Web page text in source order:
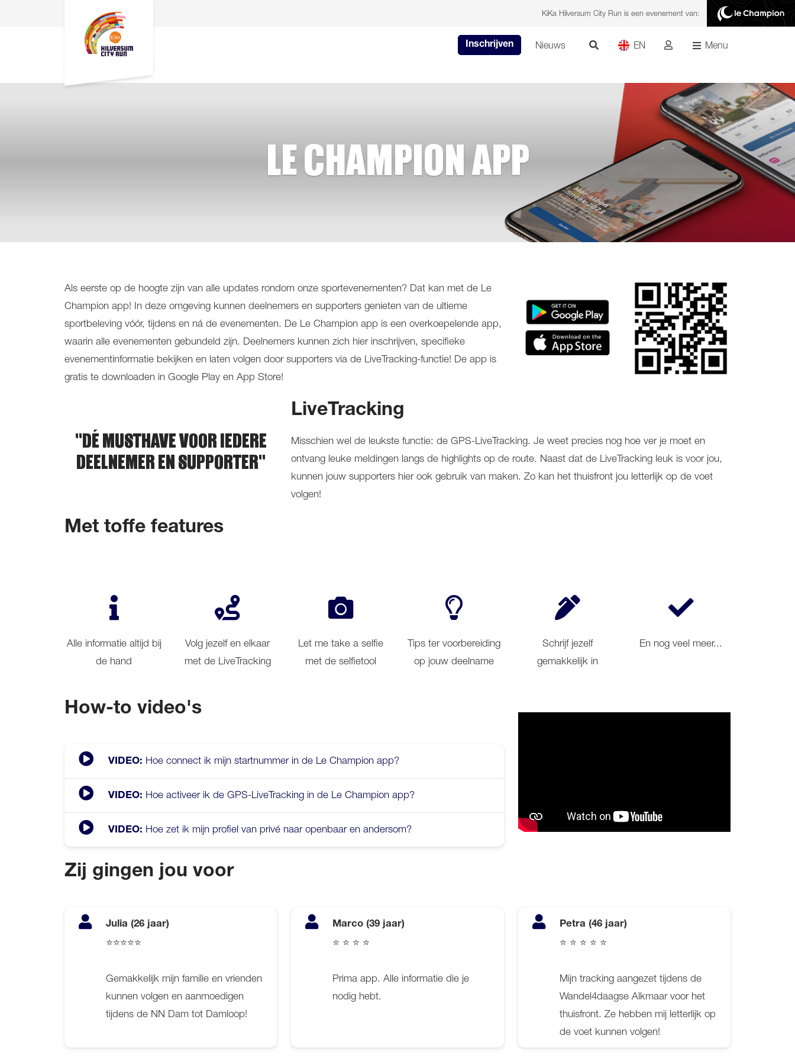
KiKa Hilversum City Run is een evenement van:
Inschrijven Nieuws EN Menu
LE CHAMPION APP
Als eerste op de hoogte zijn van alle updates rondom onze sportevenementen? Dat kan met de Le
Champion app! In deze omgeving kunnen deelnemers en supporters genieten van de ultieme
sportbeleving vóór, tijdens en ná de evenementen. De Le Champion app is een overkoepelende app,
waarin alle evenementen gebundeld zijn. Deelnemers kunnen zich hier inschrijven, specifieke
evenementinformatie bekijken en laten volgen door supporters via de LiveTracking-functie! De app is
gratis te downloaden in Google Play en App Store!
"DÉ MUSTHAVE VOOR IEDERE
DEELNEMER EN SUPPORTER"
LiveTracking
Misschien wel de leukste functie: de GPS-LiveTracking. Je weet precies nog hoe ver je moet en
ontvang leuke meldingen langs de highlights op de route. Naast dat de LiveTracking leuk is voor jou,
kunnen jouw supporters hier ook gebruik van maken. Zo kan het thuisfront jou letterlijk op de voet
volgen!
Met toffe features
Alle informatie altijd bij
de hand
Volg jezelf en elkaar
met de LiveTracking
Let me take a selfie
met de selfietool
Tips ter voorbereiding
op jouw deelname
Schrijf jezelf
gemakkelijk in
En nog veel meer...
How-to video's
VIDEO: Hoe connect ik mijn startnummer in de Le Champion app?
VIDEO: Hoe activeer ik de GPS-LiveTracking in de Le Champion app?
VIDEO: Hoe zet ik mijn profiel van privé naar openbaar en andersom?
Zij gingen jou voor
Julia (26 jaar)
⭐⭐⭐⭐⭐
Gemakkelijk mijn familie en vrienden
kunnen volgen en aanmoedigen
tijdens de NN Dam tot Damloop!
Marco (39 jaar)
⭐ ⭐ ⭐ ⭐
Prima app. Alle informatie die je
nodig hebt.
Petra (46 jaar)
⭐ ⭐ ⭐ ⭐ ⭐
Mijn tracking aangezet tijdens de
Wandel4daagse Alkmaar voor het
thuisfront. Ze hebben mij letterlijk op
de voet kunnen volgen!